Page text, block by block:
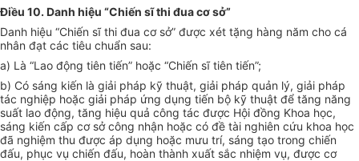
Điều 10. Danh hiệu “Chiến sĩ thi đua cơ sở”
Danh hiệu “Chiến sĩ thi đua cơ sở” được xét tặng hàng năm cho cá
nhân đạt các tiêu chuẩn sau:
a) Là “Lao động tiên tiến” hoặc “Chiến sĩ tiên tiến”;
b) Có sáng kiến là giải pháp kỹ thuật, giải pháp quản lý, giải pháp
tác nghiệp hoặc giải pháp ứng dụng tiến bộ kỹ thuật để tăng năng
suất lao động, tăng hiệu quả công tác được Hội đồng Khoa học,
sáng kiến cấp cơ sở công nhận hoặc có đề tài nghiên cứu khoa học
đã nghiệm thu được áp dụng hoặc mưu trí, sáng tạo trong chiến
đấu, phục vụ chiến đấu, hoàn thành xuất sắc nhiệm vụ, được cơ